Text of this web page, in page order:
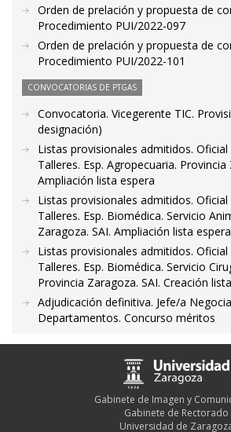
Orden de prelación y propuesta de
Procedimiento PUI/2022-097
Orden de prelación y propuesta de
Procedimiento PUI/2022-101
CONVOCATORIAS DE PTGAS
Convocatoria. Vicegerente TIC.
designación)
Listas provisionales admitidos.
Talleres. Esp. Agropecuaria. Provincia
Ampliación lista espera
Listas provisionales admitidos.
Talleres. Esp. Biomédica. Servicio
Zaragoza. SAI. Ampliación lista espera
Listas provisionales admitidos.
Talleres. Esp. Biomédica. Servicio
Provincia Zaragoza. SAI. Creación
Adjudicación definitiva. Jefe/a
Departamentos. Concurso méritos
Gabinete de Imagen y
Gabinete de Rectorado
Universidad de